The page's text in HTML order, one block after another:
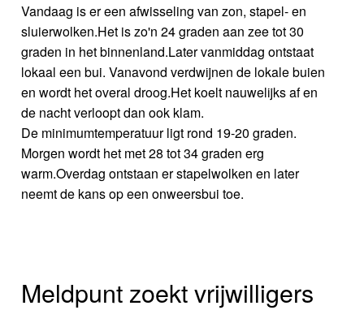
Vandaag is er een afwisseling van zon, stapel- en
sluierwolken.Het is zo'n 24 graden aan zee tot 30
graden in het binnenland.Later vanmiddag ontstaat
lokaal een bui. Vanavond verdwijnen de lokale buien
en wordt het overal droog.Het koelt nauwelijks af en
de nacht verloopt dan ook klam.
De minimumtemperatuur ligt rond 19-20 graden.
Morgen wordt het met 28 tot 34 graden erg
warm.Overdag ontstaan er stapelwolken en later
neemt de kans op een onweersbui toe.
Meldpunt zoekt vrijwilligers